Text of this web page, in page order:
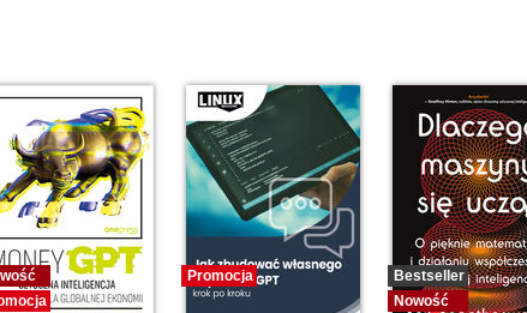
Promocja
Bestseller
Nowość